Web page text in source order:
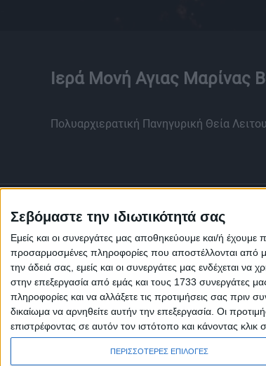
Σεβόμαστε την ιδιωτικότητά σας
Εμείς και οι συνεργάτες μας αποθηκεύουμε και/ή
προσαρμοσμένες πληροφορίες που αποστέλλονται από
την άδειά σας, εμείς και οι συνεργάτες μας ενδέχεται
στην επεξεργασία από εμάς και τους 1733 συνεργάτες
πληροφορίες και να αλλάξετε τις προτιμήσεις σας πριν
δικαίωμα να αρνηθείτε αυτήν την επεξεργασία. Οι
επιστρέφοντας σε αυτόν τον ιστότοπο και κάνοντας
ΠΕΡΙΣΣΟΤΕΡΕΣ ΕΠΙΛΟΓΕΣ
Ιερά Μονή Αγιας Μαρίνας
Πολυαρχιερατική Πανηγυρική Θεία